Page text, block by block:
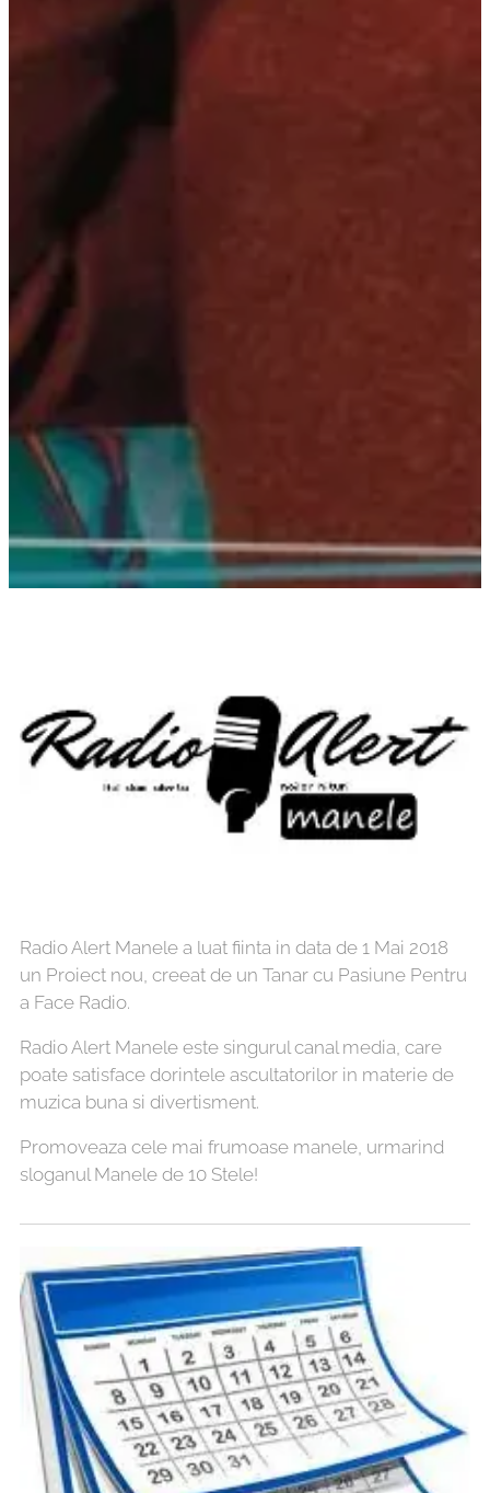
Radio Alert Manele a luat fiinta in data de 1 Mai 2018
un Proiect nou, creeat de un Tanar cu Pasiune Pentru
a Face Radio.
Radio Alert Manele este singurul canal media, care
poate satisface dorintele ascultatorilor in materie de
muzica buna si divertisment.
Promoveaza cele mai frumoase manele, urmarind
sloganul Manele de 10 Stele!